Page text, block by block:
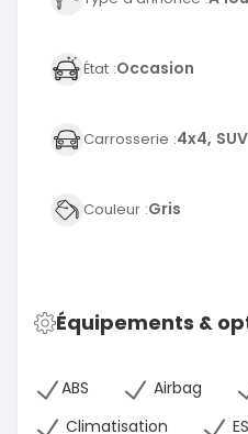
État :Occasion
Carrosserie :4x4, SUV
Couleur :Gris
Équipements &
ABS Airbag
Climatisation